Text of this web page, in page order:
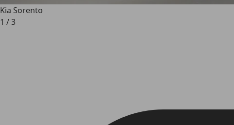
Kia Sorento
1 /3